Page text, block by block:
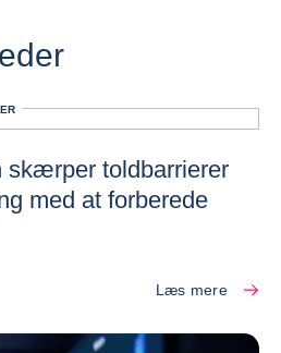
skærper toldbarrierer
med at forberede
Læs mere